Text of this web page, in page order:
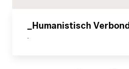
_Humanistisch Verbond
-